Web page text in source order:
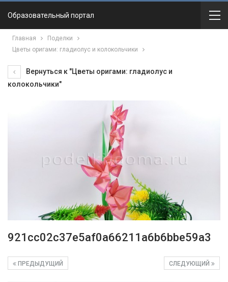
Образовательный портал
Главная
Поделки
Цветы оригами: гладиолус и колокольчики
Вернуться к "Цветы оригами: гладиолус и
колокольчики"
921cc02c37e5af0a66211a6b6bbe59a3
СЛЕДУЮЩИЙ
ПРЕДЫДУЩИЙ